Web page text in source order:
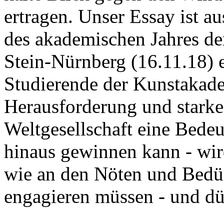
ertragen. Unser Essay ist
des akademischen Jahres
Stein-Nürnberg (16.11.18)
Studierende der
Herausforderung und
Weltgesellschaft eine
hinaus gewinnen kann -
wie an den Nöten und
engagieren müssen - und